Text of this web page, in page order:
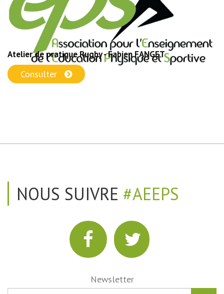
Atelier de pratique Rugby - Fabien FANGET
Consulter
NOUS SUIVRE #AEEPS
Newsletter